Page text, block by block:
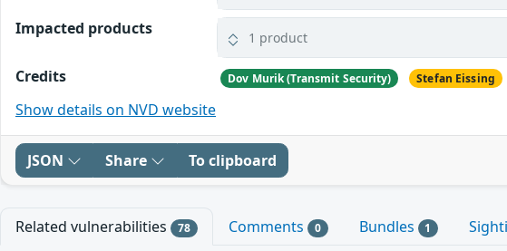
Impacted products 1 product
Credits Dov Murik (Transmit Security) Stefan Eissing
Show details on NVD website
JSON Share To clipboard
Related vulnerabilities 78 Comments 0 Bundles 1